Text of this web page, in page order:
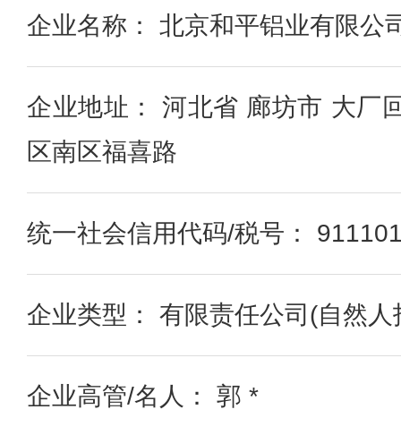
企业名称： 北京和平铝业有限公
企业地址： 河北省 廊坊市 大厂
区南区福喜路
统一社会信用代码/税号：
企业类型： 有限责任公司(自然人
企业高管/名人： 郭 *